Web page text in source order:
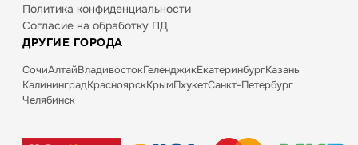
Политика конфиденциальности
Согласие на обработку ПД
ДРУГИЕ ГОРОДА
СочиАлтайВладивостокГеленджикЕкатеринбургКазань
КалининградКрасноярскКрымПхукетСанкт-Петербург
Челябинск